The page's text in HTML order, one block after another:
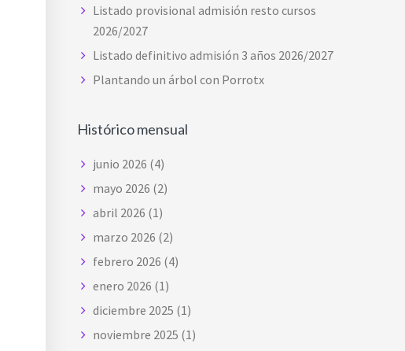
Listado provisional admisión resto cursos
2026/2027
Listado definitivo admisión 3 años 2026/2027
Plantando un árbol con Porrotx
Histórico mensual
junio 2026 (4)
mayo 2026 (2)
abril 2026 (1)
marzo 2026 (2)
febrero 2026 (4)
enero 2026 (1)
diciembre 2025 (1)
noviembre 2025 (1)